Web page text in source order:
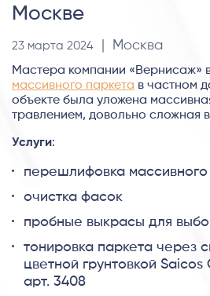
Москве
23 марта 2024 | Москва
Мастера компании «Вернисаж»
массивного паркета в частном
объекте была уложена
травлением, довольно сложная
Услуги:
перешлифовка массивного
очистка фасок
пробные выкрасы для
тонировка паркета через
цветной грунтовкой
арт. 3408